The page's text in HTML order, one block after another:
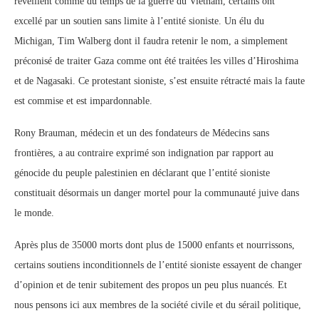
excellé par un soutien sans limite à l’entité sioniste. Un élu du
Michigan, Tim Walberg dont il faudra retenir le nom, a simplement
préconisé de traiter Gaza comme ont été traitées les villes d’Hiroshima
et de Nagasaki. Ce protestant sioniste, s’est ensuite rétracté mais la faute
est commise et est impardonnable.
Rony Brauman, médecin et un des fondateurs de Médecins sans
frontières, a au contraire exprimé son indignation par rapport au
génocide du peuple palestinien en déclarant que l’entité sioniste
constituait désormais un danger mortel pour la communauté juive dans
le monde.
Après plus de 35000 morts dont plus de 15000 enfants et nourrissons,
certains soutiens inconditionnels de l’entité sioniste essayent de changer
d’opinion et de tenir subitement des propos un peu plus nuancés. Et
nous pensons ici aux membres de la société civile et du sérail politique,